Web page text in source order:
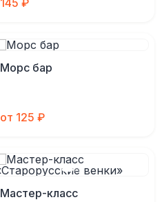
145 ₽
Морс бар
от 125 ₽
Мастер-класс